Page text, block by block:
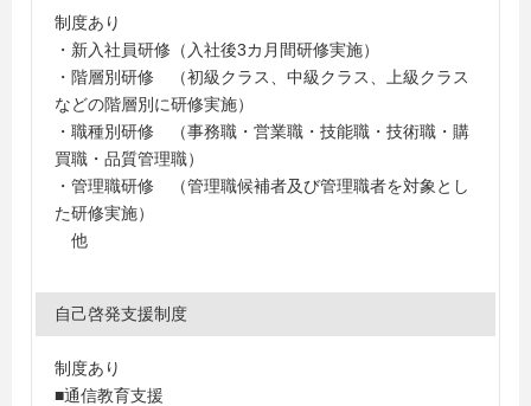
制度あり
・新入社員研修（入社後3カ月間研修実施）
・階層別研修 （初級クラス、中級クラス、上級クラス
などの階層別に研修実施）
・職種別研修 （事務職・営業職・技能職・技術職・購
買職・品質管理職）
・管理職研修 （管理職候補者及び管理職者を対象とし
た研修実施）
他
自己啓発支援制度
制度あり
■通信教育支援